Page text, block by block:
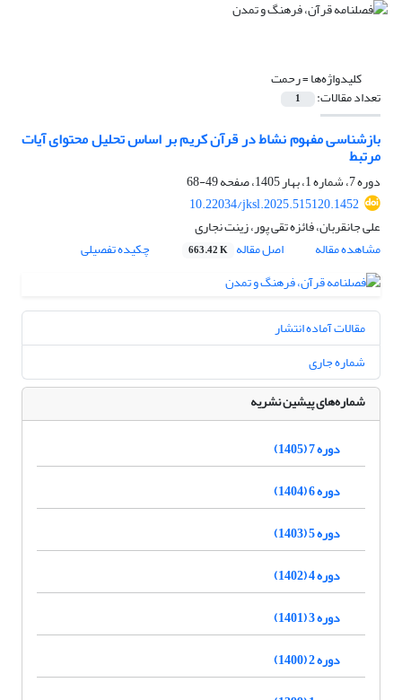
کلیدواژه‌ها =رحمت
تعداد مقالات: 1
بازشناسی مفهوم نشاط در قرآن کریم بر اساس تحلیل محتوای آیات
مرتبط
دوره 7، شماره 1، بهار 1405، صفحه
49-68
10.22034/jksl.2025.515120.1452
علی جانقربان، فائزه تقی پور، زینت نجاری
مشاهده مقاله
اصل مقاله 663.42 K چکیده تفصیلی
مقالات آماده انتشار
شماره جاری
شماره‌های پیشین نشریه
دوره 7 (1405)
دوره 6 (1404)
دوره 5 (1403)
دوره 4 (1402)
دوره 3 (1401)
دوره 2 (1400)